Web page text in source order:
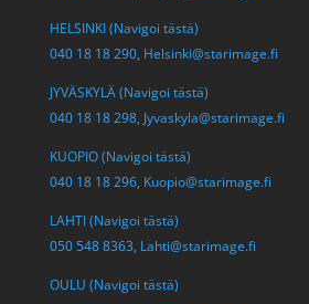
HELSINKI (Navigoi tästä)
040 18 18 290, Helsinki@starimage.fi
JYVÄSKYLÄ (Navigoi tästä)
040 18 18 298, Jyvaskyla@starimage.fi
KUOPIO (Navigoi tästä)
040 18 18 296, Kuopio@starimage.fi
LAHTI (Navigoi tästä)
050 548 8363, Lahti@starimage.fi
OULU (Navigoi tästä)